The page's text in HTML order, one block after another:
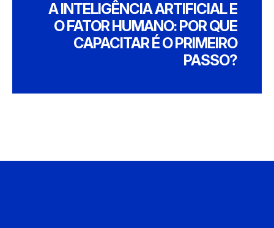
A INTELIGÊNCIA ARTIFICIAL E
O FATOR HUMANO: POR QUE
CAPACITAR É O PRIMEIRO
PASSO?